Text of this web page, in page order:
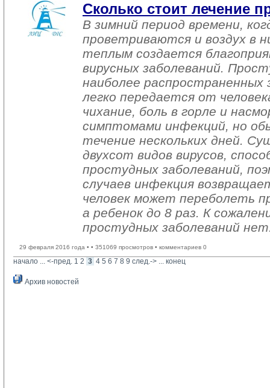
Сколько стоит лечение
В зимний период времени,
проветриваются и воздух в
теплым создается
вирусных заболеваний.
наиболее распространенных
легко передается от
чихание, боль в горле и
симптомами инфекций, но
течение нескольких дней.
двухсот видов вирусов,
простудных заболеваний,
случаев инфекция
человек может переболеть
а ребенок до 8 раз. К
простудных заболеваний
29 февраля 2016 года • • 351069 просмотров • комментариев 0
начало ... <-пред. 1 2 3 4 5 6 7 8 9 след.-> ... конец
Архив новостей